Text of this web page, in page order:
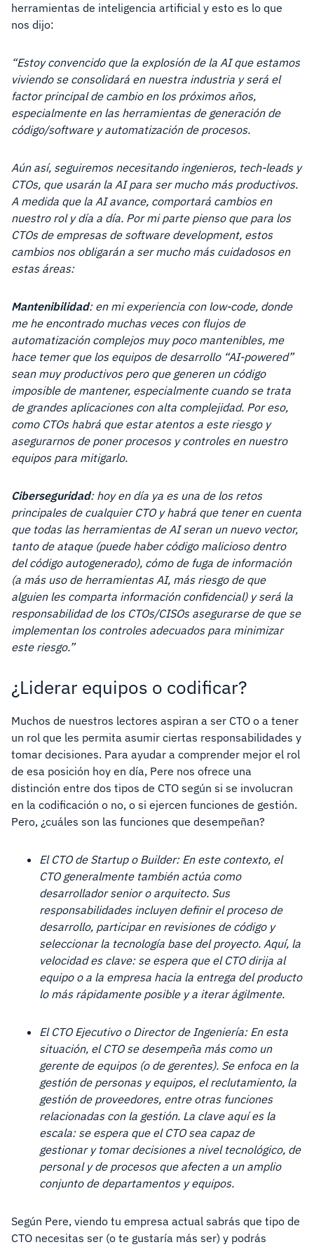
herramientas de inteligencia artificial y esto es lo que
nos dijo:
“Estoy convencido que la explosión de la AI que estamos
viviendo se consolidará en nuestra industria y será el
factor principal de cambio en los próximos años,
especialmente en las herramientas de generación de
código/software y automatización de procesos.
Aún así, seguiremos necesitando ingenieros, tech-leads y
CTOs, que usarán la AI para ser mucho más productivos.
A medida que la AI avance, comportará cambios en
nuestro rol y día a día. Por mi parte pienso que para los
CTOs de empresas de software development, estos
cambios nos obligarán a ser mucho más cuidadosos en
estas áreas:
Mantenibilidad: en mi experiencia con low-code, donde
me he encontrado muchas veces con flujos de
automatización complejos muy poco mantenibles, me
hace temer que los equipos de desarrollo “AI-powered”
sean muy productivos pero que generen un código
imposible de mantener, especialmente cuando se trata
de grandes aplicaciones con alta complejidad. Por eso,
como CTOs habrá que estar atentos a este riesgo y
asegurarnos de poner procesos y controles en nuestro
equipos para mitigarlo.
Ciberseguridad: hoy en día ya es una de los retos
principales de cualquier CTO y habrá que tener en cuenta
que todas las herramientas de AI seran un nuevo vector,
tanto de ataque (puede haber código malicioso dentro
del código autogenerado), cómo de fuga de información
(a más uso de herramientas AI, más riesgo de que
alguien les comparta información confidencial) y será la
responsabilidad de los CTOs/CISOs asegurarse de que se
implementan los controles adecuados para minimizar
este riesgo.”
¿Liderar equipos o codificar?
Muchos de nuestros lectores aspiran a ser CTO o a tener
un rol que les permita asumir ciertas responsabilidades y
tomar decisiones. Para ayudar a comprender mejor el rol
de esa posición hoy en día, Pere nos ofrece una
distinción entre dos tipos de CTO según si se involucran
en la codificación o no, o si ejercen funciones de gestión.
Pero, ¿cuáles son las funciones que desempeñan?
El CTO de Startup o Builder: En este contexto, el
CTO generalmente también actúa como
desarrollador senior o arquitecto. Sus
responsabilidades incluyen definir el proceso de
desarrollo, participar en revisiones de código y
seleccionar la tecnología base del proyecto. Aquí, la
velocidad es clave: se espera que el CTO dirija al
equipo o a la empresa hacia la entrega del producto
lo más rápidamente posible y a iterar ágilmente.
El CTO Ejecutivo o Director de Ingeniería: En esta
situación, el CTO se desempeña más como un
gerente de equipos (o de gerentes). Se enfoca en la
gestión de personas y equipos, el reclutamiento, la
gestión de proveedores, entre otras funciones
relacionadas con la gestión. La clave aquí es la
escala: se espera que el CTO sea capaz de
gestionar y tomar decisiones a nivel tecnológico, de
personal y de procesos que afecten a un amplio
conjunto de departamentos y equipos.
Según Pere, viendo tu empresa actual sabrás que tipo de
CTO necesitas ser (o te gustaría más ser) y podrás